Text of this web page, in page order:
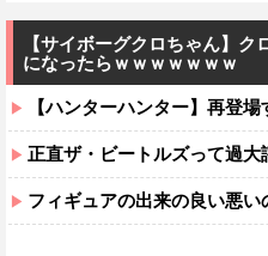
【サイボーグクロちゃん】
になったらｗｗｗｗｗｗｗ
【ハンターハンター】再登場
正直ザ・ビートルズって過大
フィギュアの出来の良い悪